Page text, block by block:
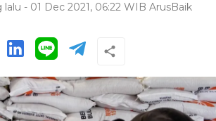
lalu - 01 Dec 2021, 06:22 WIB ArusBaik